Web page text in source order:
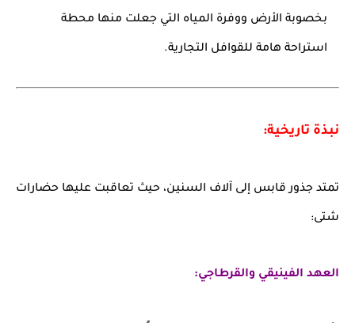
بخصوبة الأرض ووفرة المياه التي جعلت منها محطة
استراحة هامة للقوافل التجارية.
نبذة تاريخية:
تمتد جذور قابس إلى آلاف السنين، حيث تعاقبت عليها حضارات
شتى:
العهد الفينيقي والقرطاجي: